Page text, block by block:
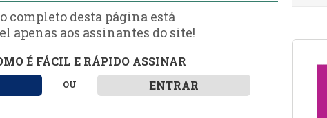
completo desta página está
apenas aos assinantes do site!
É FÁCIL E RÁPIDO ASSINAR
OU ENTRAR